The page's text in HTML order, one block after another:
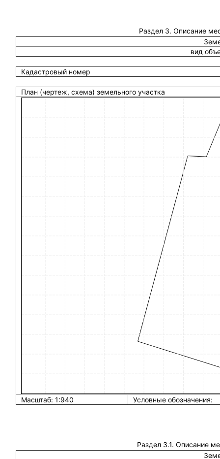
Раздел 3. Описание
вид
Кадастровый номер
План (чертеж, схема) земельного участка
Масштаб: 1:940 Условные обозначения:
Раздел 3.1. Описание